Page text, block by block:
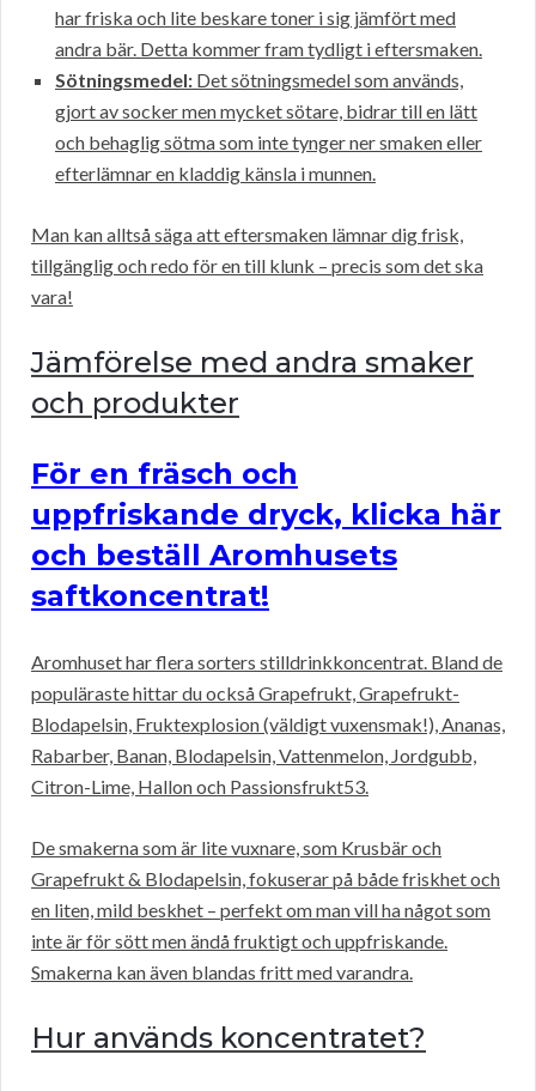
har friska och lite beskare toner i sig jämfört med
andra bär. Detta kommer fram tydligt i eftersmaken.
Sötningsmedel: Det sötningsmedel som används,
gjort av socker men mycket sötare, bidrar till en lätt
och behaglig sötma som inte tynger ner smaken eller
efterlämnar en kladdig känsla i munnen.
Man kan alltså säga att eftersmaken lämnar dig frisk,
tillgänglig och redo för en till klunk – precis som det ska
vara!
Jämförelse med andra smaker
och produkter
För en fräsch och
uppfriskande dryck, klicka här
och beställ Aromhusets
saftkoncentrat!
Aromhuset har flera sorters stilldrinkkoncentrat. Bland de
populäraste hittar du också Grapefrukt, Grapefrukt-
Blodapelsin, Fruktexplosion (väldigt vuxensmak!), Ananas,
Rabarber, Banan, Blodapelsin, Vattenmelon, Jordgubb,
Citron-Lime, Hallon och Passionsfrukt53.
De smakerna som är lite vuxnare, som Krusbär och
Grapefrukt & Blodapelsin, fokuserar på både friskhet och
en liten, mild beskhet – perfekt om man vill ha något som
inte är för sött men ändå fruktigt och uppfriskande.
Smakerna kan även blandas fritt med varandra.
Hur används koncentratet?